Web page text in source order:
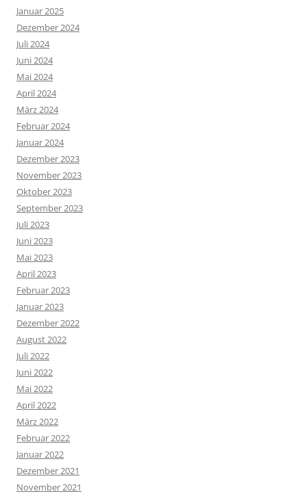
Januar 2025
Dezember 2024
Juli 2024
Juni 2024
Mai 2024
April 2024
März 2024
Februar 2024
Januar 2024
Dezember 2023
November 2023
Oktober 2023
September 2023
Juli 2023
Juni 2023
Mai 2023
April 2023
Februar 2023
Januar 2023
Dezember 2022
August 2022
Juli 2022
Juni 2022
Mai 2022
April 2022
März 2022
Februar 2022
Januar 2022
Dezember 2021
November 2021